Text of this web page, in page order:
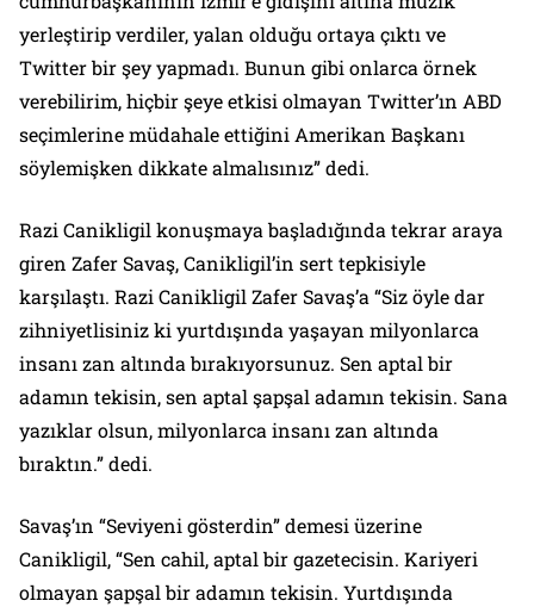
yerleştirip verdiler, yalan olduğu ortaya çıktı ve
Twitter bir şey yapmadı. Bunun gibi onlarca örnek
verebilirim, hiçbir şeye etkisi olmayan Twitter’ın ABD
seçimlerine müdahale ettiğini Amerikan Başkanı
söylemişken dikkate almalısınız” dedi.
Razi Canikligil konuşmaya başladığında tekrar araya
giren Zafer Savaş, Canikligil’in sert tepkisiyle
karşılaştı. Razi Canikligil Zafer Savaş’a “Siz öyle dar
zihniyetlisiniz ki yurtdışında yaşayan milyonlarca
insanı zan altında bırakıyorsunuz. Sen aptal bir
adamın tekisin, sen aptal şapşal adamın tekisin. Sana
yazıklar olsun, milyonlarca insanı zan altında
bıraktın.” dedi.
Savaş’ın “Seviyeni gösterdin” demesi üzerine
Canikligil, “Sen cahil, aptal bir gazetecisin. Kariyeri
olmayan şapşal bir adamın tekisin. Yurtdışında